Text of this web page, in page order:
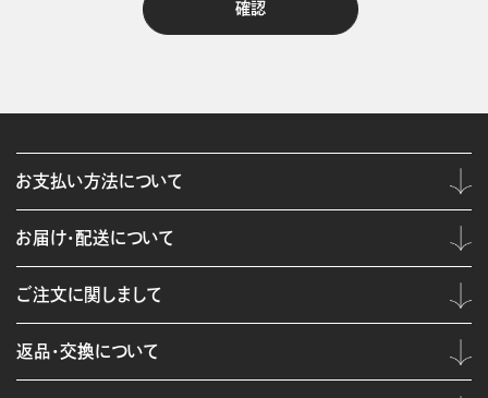
お支払い方法について
お届け・配送について
ご注文に関しまして
返品・交換について